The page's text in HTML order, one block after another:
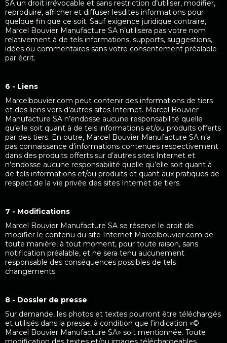
SA un droit irrévocable et sans restriction d’utiliser, modifier,
reproduire, afficher et diffuser lesdites informations pour
quelque fin que ce soit. Sauf exigence juridique contraire,
Marcel Bouvier Manufacture SA n’utilisera pas votre nom
relativement à de tels informations, supports, suggestions,
idées ou commentaires sans votre consentement préalable
par écrit.
6 - Liens
Marcelbouvier.com peut contenir des informations de tiers
et des liens vers d’autres sites Internet. Marcel Bouvier
Manufacture SA n’endosse aucune responsabilité quelle
qu’elle soit quant à de tels informations et/ou produits offerts
par des tiers. En outre, Marcel Bouvier Manufacture SA n’a
pas connaissance d’informations contenues respectivement
dans des produits offerts sur d’autres sites Internet et
n’endosse aucune responsabilité quelle qu’elle soit quant à
de tels informations et/ou produits et quant aux pratiques de
respect de la vie privée des sites Internet de tiers.
7 - Modifications
Marcel Bouvier Manufacture SA se réserve le droit de
modifier le contenu du site Internet Marcelbouvier.com de
toute manière, à tout moment, pour toute raison, sans
notification préalable, et ne sera tenu aucunement
responsable des conséquences possibles de tels
changements.
8 - Dossier de presse
Sur demande, les photos et textes pourront être téléchargés
et utilisés dans la presse, à condition que l’indication «©
Marcel Bouvier Manufacture SA» soit mentionnée. Toute